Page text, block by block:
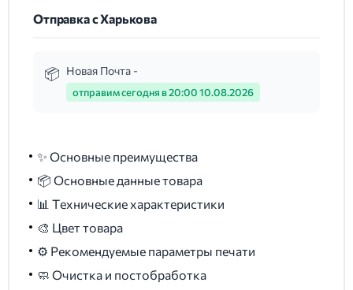
Отправка с Харькова
Новая Почта -
отправим сегодня в 20:00 10.08.2026
✨ Основные преимущества
📦 Основные данные товара
📊 Технические характеристики
🎨 Цвет товара
⚙️ Рекомендуемые параметры печати
🧼 Очистка и постобработка